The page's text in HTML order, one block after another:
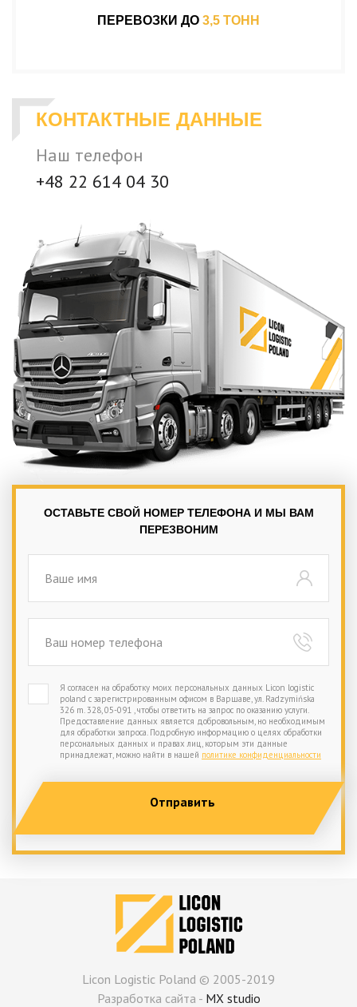
ПЕРЕВОЗКИ ДО 3,5 ТОНН
ОСТАВЬТЕ СВОЙ НОМЕР ТЕЛЕФОНА И МЫ ВАМ
ПЕРЕЗВОНИМ
Я согласен на обработку моих персональных данных Licon logistic
poland с зарегистрированным офисом в Варшаве, ул. Radzymińska
326 m. 328, 05-091 , чтобы ответить на запрос по оказанию услуги.
Предоставление данных является добровольным, но необходимым
для обработки запроса. Подробную информацию о целях обработки
персональных данных и правах лиц, которым эти данные
принадлежат, можно найти в нашей политике конфиденциальности
КОНТАКТНЫЕ ДАННЫЕ
Наш телефон
+48 22 614 04 30
Licon Logistic Poland © 2005-2019
Разработка сайта - MX studio